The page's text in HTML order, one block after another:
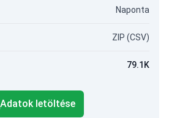
Naponta
ZIP (CSV)
79.1K
Adatok letöltése